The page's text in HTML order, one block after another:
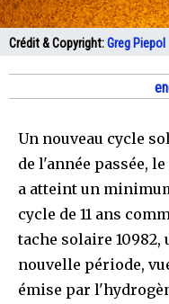
Crédit & Copyright:Greg Piepol
Un nouveau cycle
de l'année passée,
a atteint un
cycle de 11 ans
tache solaire 10982,
nouvelle période,
émise par